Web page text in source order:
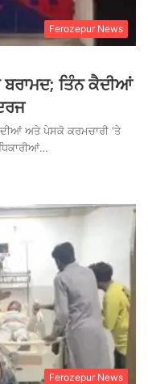
Ferozepur News
ਤਿੰਨ ਕੈਦੀਆਂ
ਅਤੇ ਪੇਸਕੋ ਕਰਮਚਾਰੀ ‘ਤੇ
Ferozepur News